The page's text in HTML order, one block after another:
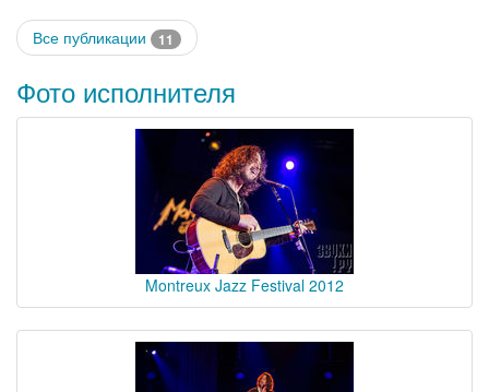
Все публикации 11
Фото исполнителя
Montreux Jazz Festival 2012